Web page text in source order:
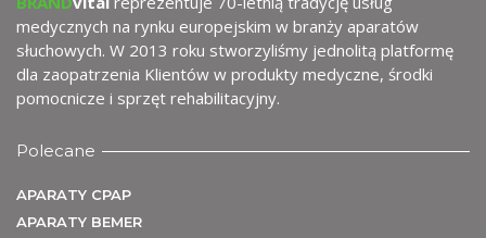
medycznych na rynku europejskim w branży aparatów
słuchowych. W 2013 roku stworzyliśmy jednolitą platformę
dla zaopatrzenia Klientów w produkty medyczne, środki
pomocnicze i sprzęt rehabilitacyjny.
Polecane
APARATY CPAP
APARATY BEMER